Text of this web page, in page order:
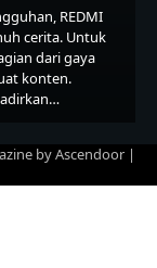
REDMI
cerita. Untuk
dari gaya
konten.
byAscendoor |